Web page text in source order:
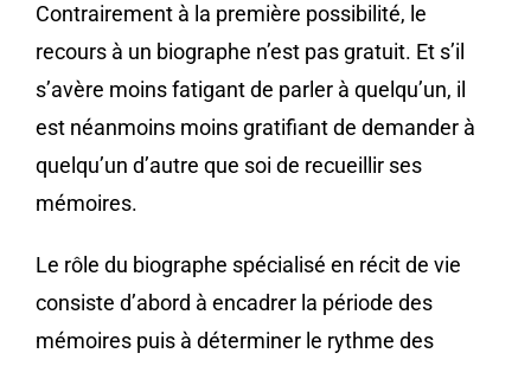
Contrairement à la première possibilité, le
recours à un biographe n’est pas gratuit. Et s’il
s’avère moins fatigant de parler à quelqu’un, il
est néanmoins moins gratifiant de demander à
quelqu’un d’autre que soi de recueillir ses
mémoires.
Le rôle du biographe spécialisé en récit de vie
consiste d’abord à encadrer la période des
mémoires puis à déterminer le rythme des